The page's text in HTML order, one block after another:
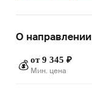
О направлении
💰 от 9 345 ₽
Мин. цена